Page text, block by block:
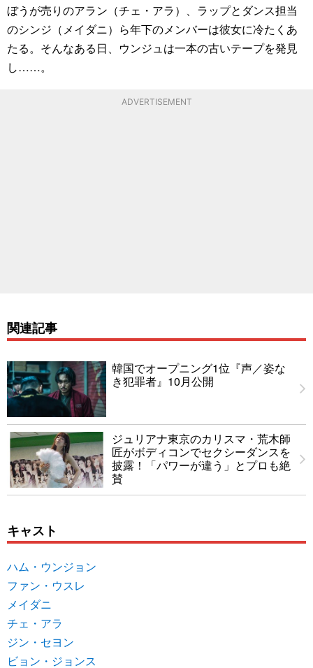
ぼうが売りのアラン（チェ・アラ）、ラップとダンス担当
のシンジ（メイダニ）ら年下のメンバーは彼女に冷たくあ
たる。そんなある日、ウンジュは一本の古いテープを発見
し……。
ADVERTISEMENT
関連記事
韓国でオープニング1位『声／姿な
き犯罪者』10月公開
ジュリアナ東京のカリスマ・荒木師
匠がボディコンでセクシーダンスを
披露！「パワーが違う」とプロも絶
賛
キャスト
ハム・ウンジョン
ファン・ウスレ
メイダニ
チェ・アラ
ジン・セヨン
ビョン・ジョンス